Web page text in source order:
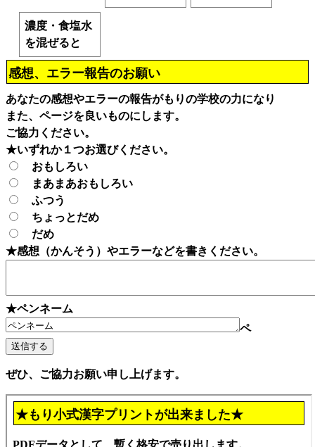
濃度・食塩水
を混ぜると
感想、エラー報告のお願い
あなたの感想やエラーの報告がもりの学校の力になり
また、ページを良いものにします。
ご協力ください。
★いずれか１つお選びください。
おもしろい
まあまあおもしろい
ふつう
ちょっとだめ
だめ
★感想（かんそう）やエラーなどを書きください。
★ペンネーム
ペ
ぜひ、ご協力お願い申し上げます。